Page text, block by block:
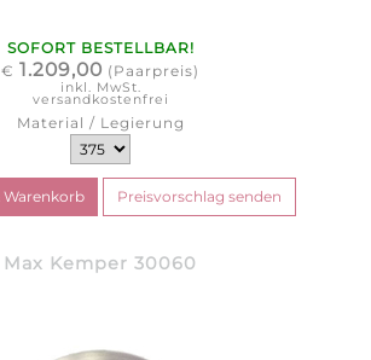
SOFORT BESTELLBAR!
€ 1.209,00 (Paarpreis)
inkl. MwSt.
versandkostenfrei
Material / Legierung
Max Kemper 30060